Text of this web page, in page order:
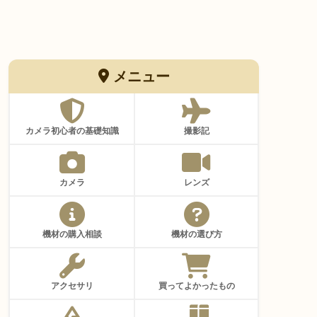
メニュー
カメラ初心者の基礎知識 撮影記
カメラ レンズ
機材の購入相談 機材の選び方
アクセサリ 買ってよかったもの